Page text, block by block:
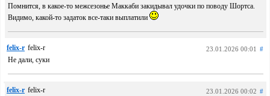
Помнится, в какое-то межсезонье Маккаби закидывал удочки по поводу Шортса.
Видимо, какой-то задаток все-таки выплатили
felix-r felix-r 23.01.2026 00:01 #
Не дали, суки
felix-r felix-r 23.01.2026 00:02 #